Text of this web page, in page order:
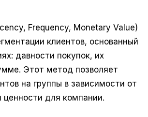
Frequency, Monetary Value)
клиентов, основанный
давности покупок, их
Этот метод позволяет
на группы в зависимости от
ценности для компании.